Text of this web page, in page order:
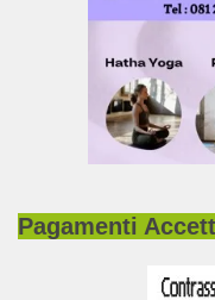
Pagamenti